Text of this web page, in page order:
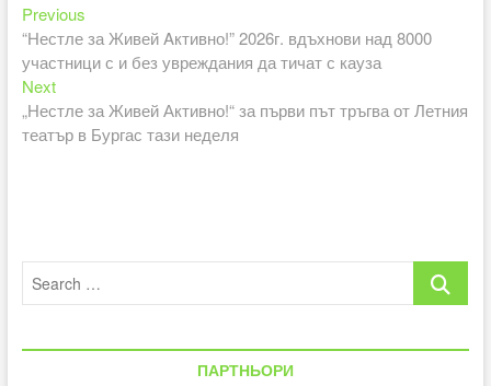
Навигация
PreviousPrevious
post:
“Нестле за Живей Aктивно!” 2026г. вдъхнови над 8000
участници с и без увреждания да тичат с кауза
NextNext
post:
„Нестле за Живей Активно!“ за първи път тръгва от Летния
театър в Бургас тази неделя
Search
ПАРТНЬОРИ